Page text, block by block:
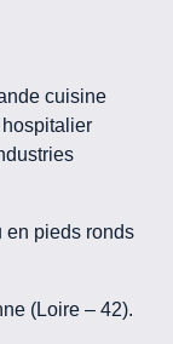
cuisine
en pieds ronds
(Loire – 42).